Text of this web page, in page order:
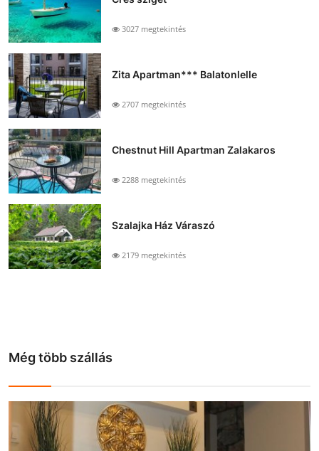
3027 megtekintés
Zita Apartman*** Balatonlelle
2707 megtekintés
Chestnut Hill Apartman Zalakaros
2288 megtekintés
Szalajka Ház Váraszó
2179 megtekintés
Még több szállás